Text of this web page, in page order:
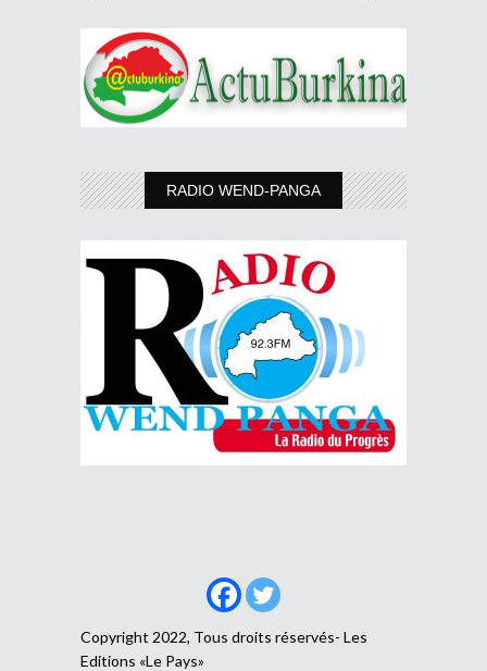
RADIO WEND-PANGA
Copyright 2022, Tous droits réservés- Les
Editions «Le Pays»